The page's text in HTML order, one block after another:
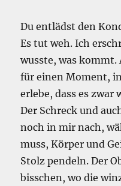
Du entlädst den
Es tut weh. Ich
wusste, was
für einen Moment,
erlebe, dass es
Der Schreck und
noch in mir nach,
muss, Körper und
Stolz pendeln. Der
bisschen, wo die